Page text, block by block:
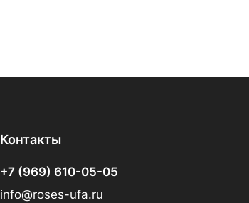
Контакты
+7 (969) 610-05-05
info@roses-ufa.ru